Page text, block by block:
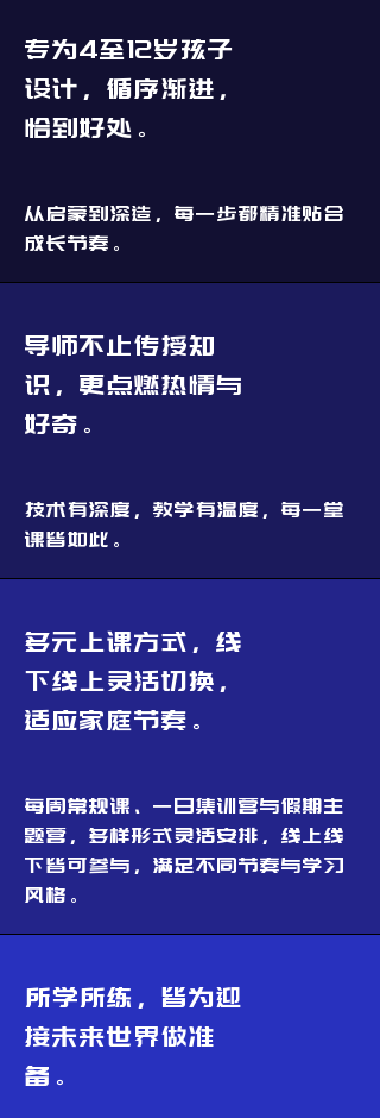
专为4至12岁孩子
设计，循序渐进，
恰到好处。
从启蒙到深造，每一步都精准贴合
成长节奏。
导师不止传授知
识，更点燃热情与
好奇。
技术有深度，教学有温度，每一堂
课皆如此。
多元上课方式，线
下线上灵活切换，
适应家庭节奏。
每周常规课、一日集训营与假期主
题营，多样形式灵活安排，线上线
下皆可参与，满足不同节奏与学习
风格。
所学所练，皆为迎
接未来世界做准
备。